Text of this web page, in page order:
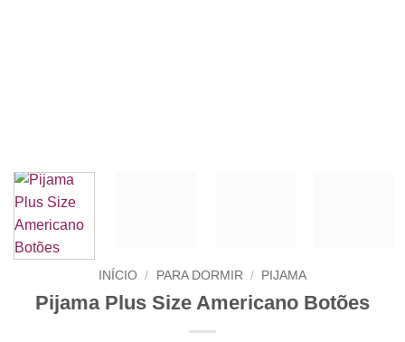
INÍCIO / PARA DORMIR / PIJAMA
Pijama Plus Size Americano Botões